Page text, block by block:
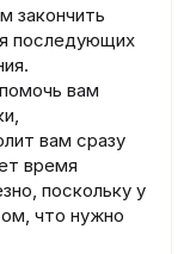
закончить
последующих
вам
вам сразу
время
поскольку у
что нужно